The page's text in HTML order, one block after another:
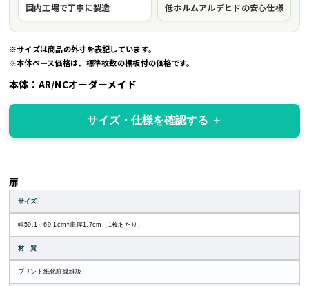
国内工場で丁寧に製造 低ホルムアルデヒドの安心仕様
※サイズは商品の外寸を表記しています。
※本体ベース価格は、標準枚数の棚板付の価格です。
本体：AR/NCオーダーメイド
サイズ・仕様を確認する
扉
サイズ
幅59.1～69.1cm×扉厚1.7cm（1枚あたり）
材 質
プリント紙化粧繊維板